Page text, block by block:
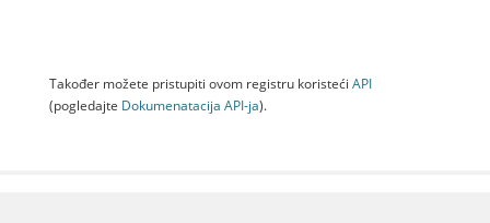
Također možete pristupiti ovom registru koristeći API
(pogledajte Dokumenаtаcijа API-jа).